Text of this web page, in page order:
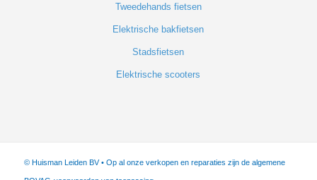
Tweedehands fietsen
Elektrische bakfietsen
Stadsfietsen
Elektrische scooters
© Huisman Leiden BV • Op al onze verkopen en reparaties zijn de algemene